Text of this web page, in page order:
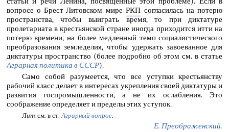
вопросе о Брест-Литовском миреРКП согласилась на потерю
пространства, чтобы выиграть время, то при диктатуре
пролетариата в крестьянской стране иногда приходится итти на
потерю времени, на более медленный темп социалистического
преобразования земледелия, чтобы удержать завоеванное для
диктатуры пространство (более подробно об этом см. в статье
Аграрная политика в СССР).
Само собой разумеется, что все уступки крестьянству
рабочий класс делает в интересах укрепления своей диктатуры и
развития госпромышленности, а не их ослабления. Это
соображение определяет и пределы этих уступок.
Лит. см. в ст.Аграрный вопрос.
Е. Преображенский.